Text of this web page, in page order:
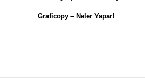
Graficopy – Neler Yapar!